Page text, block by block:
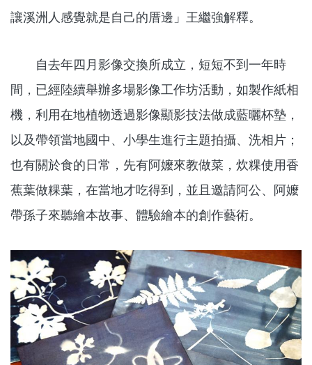
讓溪洲人感覺就是自己的厝邊」王繼強解釋。
自去年四月影像交換所成立，短短不到一年時
間，已經陸續舉辦多場影像工作坊活動，如製作紙相
機，利用在地植物透過影像顯影技法做成藍曬杯墊，
以及帶領當地國中、小學生進行主題拍攝、洗相片；
也有關於食的日常，先有阿嬤來教做菜，炊粿使用香
蕉葉做粿葉，在當地才吃得到，並且邀請阿公、阿嬤
帶孫子來聽繪本故事、體驗繪本的創作藝術。